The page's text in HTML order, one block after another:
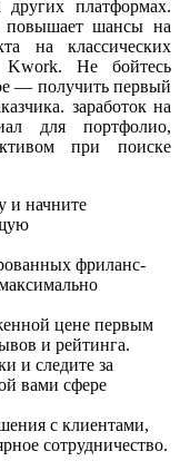
других платформах.
повышает шансы на
на классических
Не бойтесь
— получить первый
заработок на
для портфолио,
при поиске
и начните
фриланс-
цене первым
и рейтинга.
и следите за
вами сфере
с клиентами,
сотрудничество.